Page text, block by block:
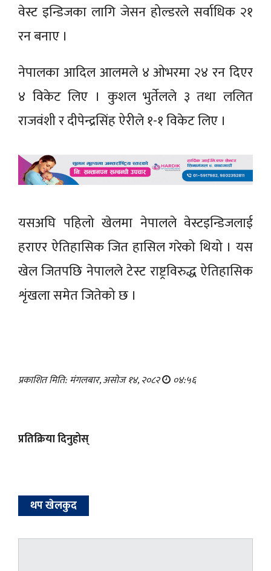
वेस्ट इन्डिजका लागि जेसन होल्डरले सर्वाधिक २१
रन बनाए ।
नेपालका आदिल आलमले ४ ओभरमा २४ रन दिएर
४ विकेट लिए । कुशल भुर्तेलले ३ तथा ललित
राजवंशी र दीपेन्द्रसिंह ऐरीले १-१ विकेट लिए ।
यसअघि पहिलो खेलमा नेपालले वेस्टइन्डिजलाई
हराएर ऐतिहासिक जित हासिल गरेको थियो । यस
खेल जितपछि नेपालले टेस्ट राष्ट्रविरुद्ध ऐतिहासिक
शृंखला समेत जितेको छ ।
प्रकाशित मिति: मंगलबार, असोज १४, २०८२ ०४:५६
प्रतिक्रिया दिनुहोस्
थप खेलकुद